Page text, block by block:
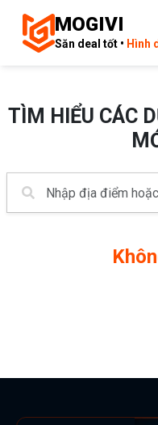
MOGIVI
Săn deal tốt • Hình
TÌM HIỂU CÁC